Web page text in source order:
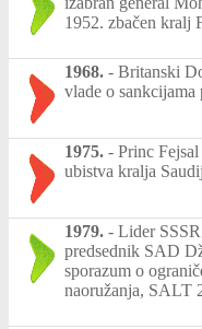
1952. zbačen kralj
1968. - Britanski
vlade o
1975. - Princ
ubistva kralja
1979. - Lider
predsednik SAD
sporazum o
naoružanja, SALT